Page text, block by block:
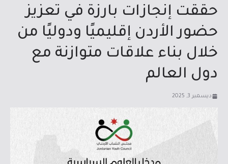
حققت إنجازات بارزة في تعزيز
حضور الأردن إقليميًا ودوليًا من
خلال بناء علاقات متوازنة مع
دول العالم
ديسمبر 3, 2025